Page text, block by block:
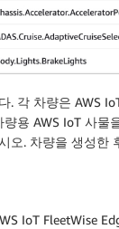
각 차량은 AWS
용 AWS IoT 사물
오. 차량을 생성한
IoT FleetWise